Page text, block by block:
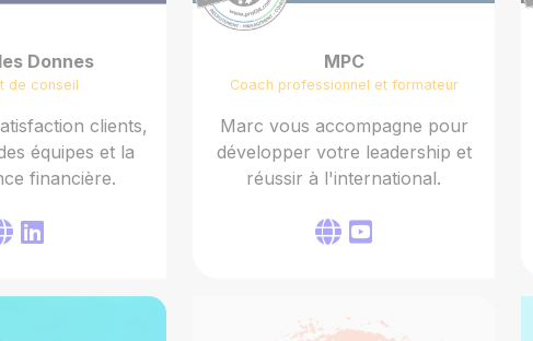
Donnes
de conseil
clients,
équipes et la
financière.
MPC
Coach professionnel et formateur
Marc vous accompagne pour
développer votre leadership et
réussir à l'international.